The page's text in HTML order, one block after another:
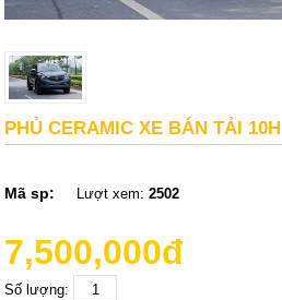
PHỦ CERAMIC XE BÁN TẢI 10H
Mã sp: Lượt xem:2502
7,500,000đ
Số lượng: